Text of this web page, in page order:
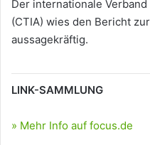
Der internationale
(CTIA) wies den Bericht
aussagekräftig.
LINK-SAMMLUNG
» Mehr Info auf focus.de